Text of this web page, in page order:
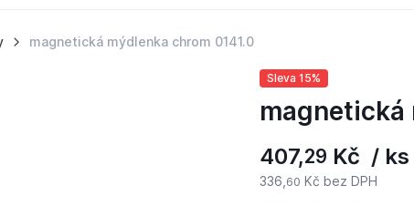
magnetická mýdlenka chrom 0141.0
Sleva 15%
magnetická
407,29 Kč / ks
336, 60 Kč bez DPH